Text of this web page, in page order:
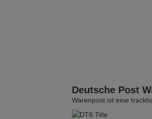
Deutsche Post
Warenpost ist eine